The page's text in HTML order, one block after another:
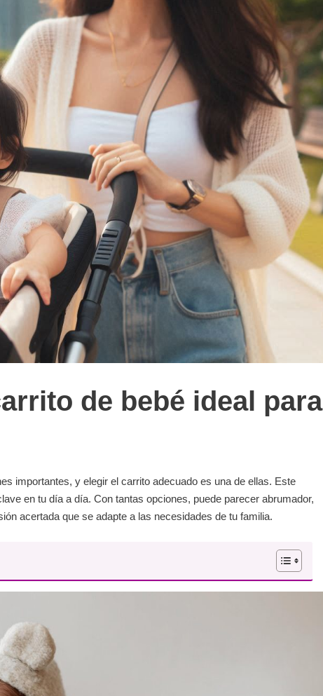
de bebé ideal para
importantes, y elegir el carrito adecuado es una de ellas. Este
en tu día a día. Con tantas opciones, puede parecer abrumador,
acertada que se adapte a las necesidades de tu familia.